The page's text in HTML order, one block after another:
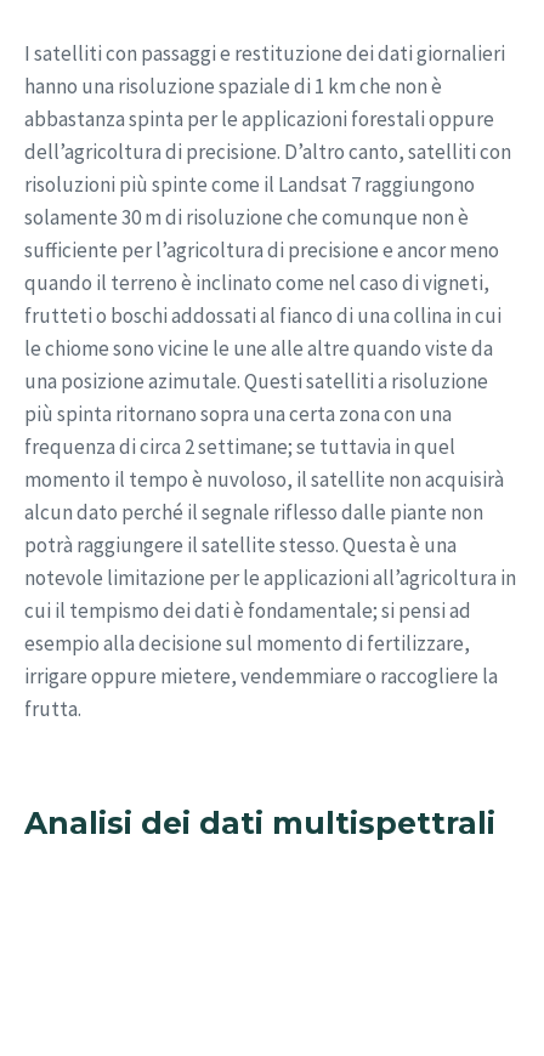
I satelliti con passaggi e restituzione dei dati giornalieri
hanno una risoluzione spaziale di 1 km che non è
abbastanza spinta per le applicazioni forestali oppure
dell’agricoltura di precisione. D’altro canto, satelliti con
risoluzioni più spinte come il Landsat 7 raggiungono
solamente 30 m di risoluzione che comunque non è
sufficiente per l’agricoltura di precisione e ancor meno
quando il terreno è inclinato come nel caso di vigneti,
frutteti o boschi addossati al fianco di una collina in cui
le chiome sono vicine le une alle altre quando viste da
una posizione azimutale. Questi satelliti a risoluzione
più spinta ritornano sopra una certa zona con una
frequenza di circa 2 settimane; se tuttavia in quel
momento il tempo è nuvoloso, il satellite non acquisirà
alcun dato perché il segnale riflesso dalle piante non
potrà raggiungere il satellite stesso. Questa è una
notevole limitazione per le applicazioni all’agricoltura in
cui il tempismo dei dati è fondamentale; si pensi ad
esempio alla decisione sul momento di fertilizzare,
irrigare oppure mietere, vendemmiare o raccogliere la
frutta.
Analisi dei dati multispettrali